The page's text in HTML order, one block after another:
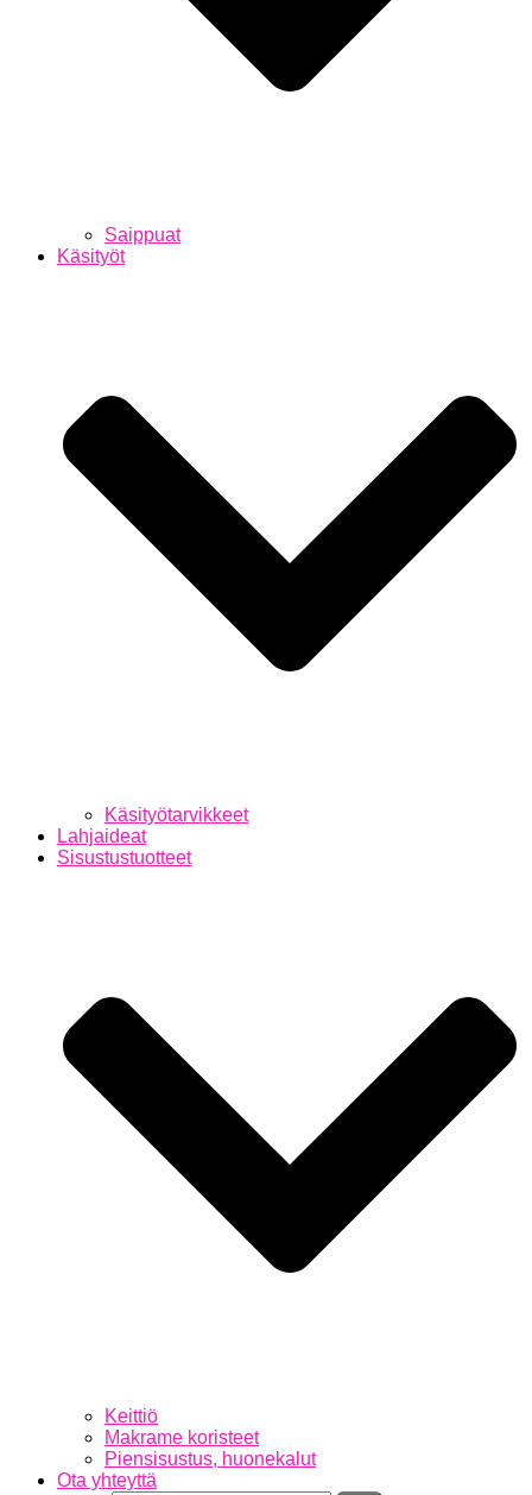
Saippuat
Käsityöt
Käsityötarvikkeet
Lahjaideat
Sisustustuotteet
Keittiö
Makrame koristeet
Piensisustus, huonekalut
Ota yhteyttä